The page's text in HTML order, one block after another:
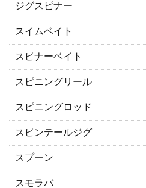
ジグスピナー
スイムベイト
スピナーベイト
スピニングリール
スピニングロッド
スピンテールジグ
スプーン
スモラバ